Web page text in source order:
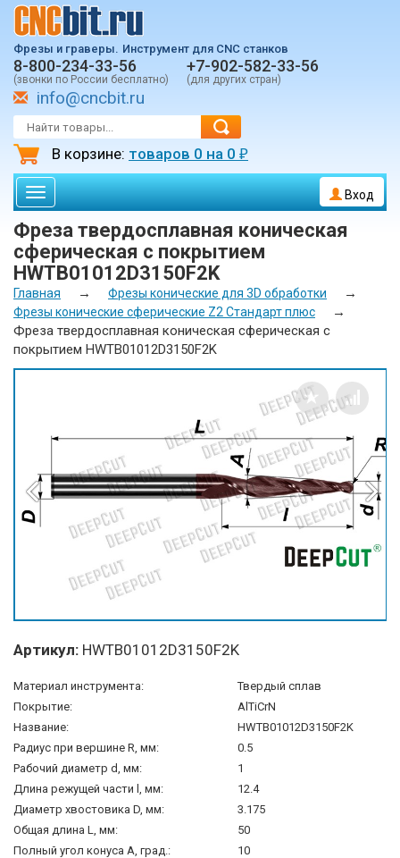
Фрезы и граверы. Инструмент для CNC станков
8-800-234-33-56
(звонки по России бесплатно)
+7-902-582-33-56
(для других стран)
info@cncbit.ru
В корзине: товаров 0 на 0 ₽
Toggle
navigation
Вход
Фреза твердосплавная коническая
сферическая с покрытием
HWTB01012D3150F2K
Главная → Фрезы конические для 3D обработки →
Фрезы конические сферические Z2 Стандарт плюс
→
Фреза твердосплавная коническая сферическая с
покрытием HWTB01012D3150F2K
Артикул: HWTB01012D3150F2K
Материал инструмента:
Твердый сплав
Покрытие:
AlTiCrN
Название:
HWTB01012D3150F2K
Радиус при вершине R, мм:
0.5
Рабочий диаметр d, мм:
1
Длина режущей части l, мм:
12.4
Диаметр хвостовика D, мм:
3.175
Общая длина L, мм:
50
Полный угол конуса А, град.:
10